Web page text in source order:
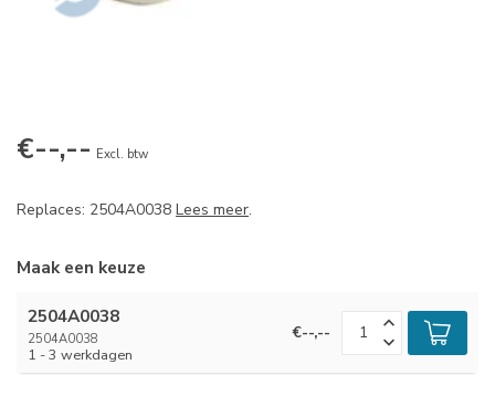
€--,-- Excl. btw
Replaces: 2504A0038 Lees meer.
Maak een keuze
2504A0038
2504A0038
1 - 3 werkdagen
€--,--